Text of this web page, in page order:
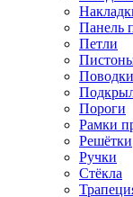
Панель
Петли
Поводки
Пороги
Рамки
Решётки
Ручки
Стёкла